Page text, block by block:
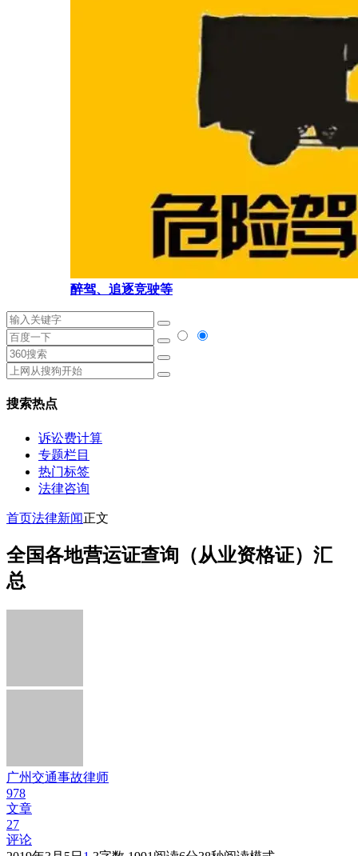
醉驾、追逐竞驶等
搜索热点
诉讼费计算
专题栏目
热门标签
法律咨询
首页法律新闻正文
全国各地营运证查询（从业资格证）汇
总
广州交通事故律师
978
文章
27
评论